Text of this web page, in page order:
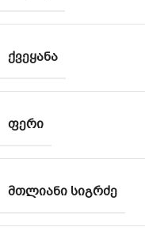
ᲥᲕᲔᲧᲐᲜᲐ
ᲤᲔᲠᲘ
ᲛᲗᲚᲘᲐᲜᲘ ᲡᲘᲒᲠᲫᲔ